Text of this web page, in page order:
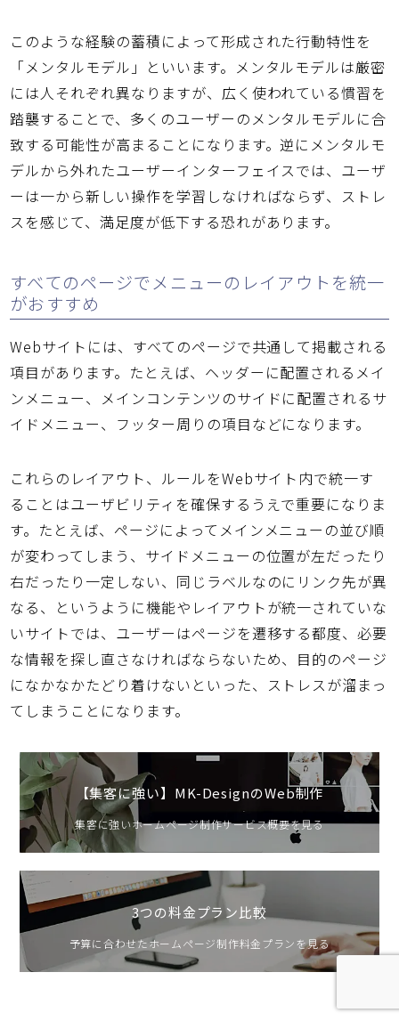
このような経験の蓄積によって形成された行動特性を
「メンタルモデル」といいます。メンタルモデルは厳密
には人それぞれ異なりますが、広く使われている慣習を
踏襲することで、多くのユーザーのメンタルモデルに合
致する可能性が高まることになります。逆にメンタルモ
デルから外れたユーザーインターフェイスでは、ユーザ
ーは一から新しい操作を学習しなければならず、ストレ
スを感じて、満足度が低下する恐れがあります。
すべてのページでメニューのレイアウトを統一
がおすすめ
Webサイトには、すべてのページで共通して掲載される
項目があります。たとえば、ヘッダーに配置されるメイ
ンメニュー、メインコンテンツのサイドに配置されるサ
イドメニュー、フッター周りの項目などになります。
これらのレイアウト、ルールをWebサイト内で統一す
ることはユーザビリティを確保するうえで重要になりま
す。たとえば、ページによってメインメニューの並び順
が変わってしまう、サイドメニューの位置が左だったり
右だったり一定しない、同じラベルなのにリンク先が異
なる、というように機能やレイアウトが統一されていな
いサイトでは、ユーザーはページを遷移する都度、必要
な情報を探し直さなければならないため、目的のページ
になかなかたどり着けないといった、ストレスが溜まっ
てしまうことになります。
【集客に強い】MK-DesignのWeb制作
集客に強いホームページ制作サービス概要を見る
3つの料金プラン比較
予算に合わせたホームページ制作料金プランを見る